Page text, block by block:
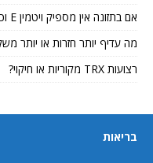
אם בתזונה אין מספיק ויטמין E וכולין, כדאי לצרוך תוספים שלהם להשלמה
מה עדיף יותר חזרות או יותר
רצועות TRX מקוריות או חיקוי?
בריאות